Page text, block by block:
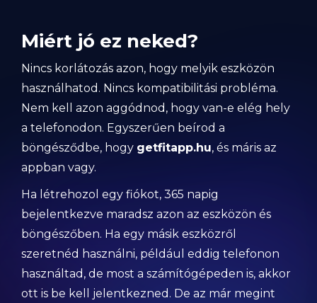
Miért jó ez neked?
Nincs korlátozás azon, hogy melyik eszközön
használhatod. Nincs kompatibilitási probléma.
Nem kell azon aggódnod, hogy van-e elég hely
a telefonodon. Egyszerűen beírod a
böngésződbe, hogy getfitapp.hu, és máris az
appban vagy.
Ha létrehozol egy fiókot, 365 napig
bejelentkezve maradsz azon az eszközön és
böngészőben. Ha egy másik eszközről
szeretnéd használni, például eddig telefonon
használtad, de most a számítógépeden is, akkor
ott is be kell jelentkezned. De az már megint